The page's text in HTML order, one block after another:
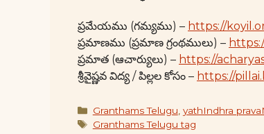
ప్రమేయము (గమ్యము) – https://
ప్రమాణము (ప్రమాణ గ్రంథములు) –
ప్రమాత (ఆచార్యులు) – https://
శ్రీవైష్ణవ విద్య / పిల్లల కోసం – https://
Categories
Granthams Telugu yathIndhra
Tags
Granthams Telugu tag